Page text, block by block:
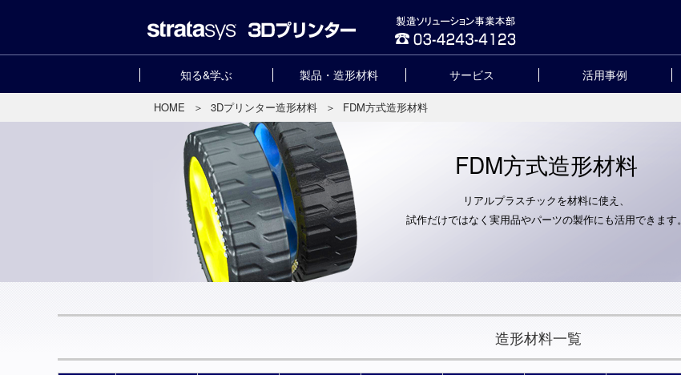
知る&学ぶ 製品・造形材料 サービス 活用事例
HOME ＞ 3Dプリンター造形材料 ＞ FDM方式造形材料
FDM方式造形材料
リアルプラスチックを材料に使え、
試作だけではなく実用品やパーツの製作にも活用できます。
造形材料一覧